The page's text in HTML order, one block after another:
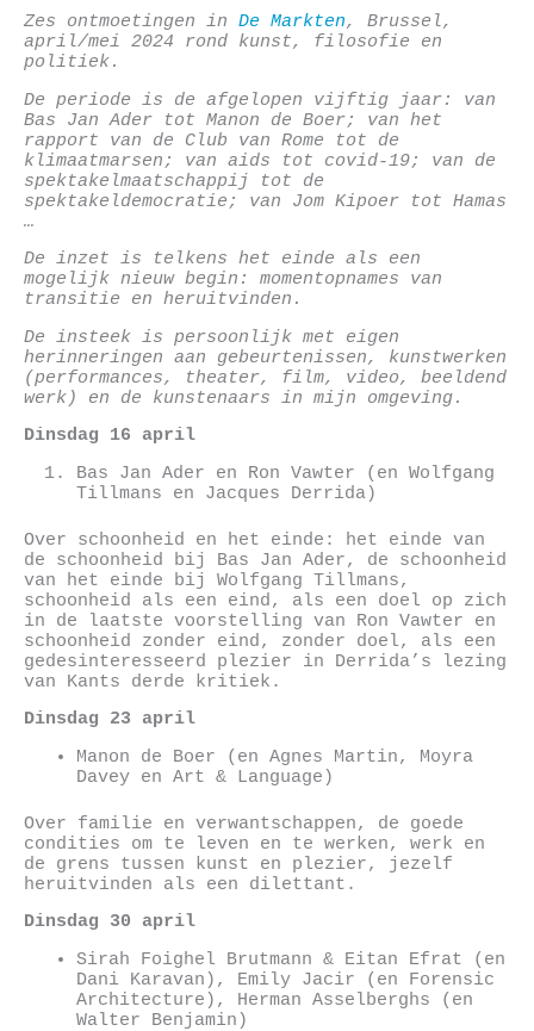
Zes ontmoetingen in De Markten, Brussel,
april/mei 2024 rond kunst, filosofie en
politiek.
De periode is de afgelopen vijftig jaar: van
Bas Jan Ader tot Manon de Boer; van het
rapport van de Club van Rome tot de
klimaatmarsen; van aids tot covid-19; van de
spektakelmaatschappij tot de
spektakeldemocratie; van Jom Kipoer tot Hamas
…
De inzet is telkens het einde als een
mogelijk nieuw begin: momentopnames van
transitie en heruitvinden.
De insteek is persoonlijk met eigen
herinneringen aan gebeurtenissen, kunstwerken
(performances, theater, film, video, beeldend
werk)
en de kunstenaars in mijn omgeving.
Dinsdag 16 april
Bas Jan Ader en Ron Vawter (en Wolfgang
Tillmans en Jacques Derrida)
Over schoonheid en het einde: het einde van
de schoonheid bij Bas Jan Ader, de schoonheid
van het einde bij Wolfgang Tillmans,
schoonheid als een eind, als een doel op zich
in de laatste voorstelling van Ron Vawter en
schoonheid zonder eind, zonder doel, als een
gedesinteresseerd plezier in Derrida’s lezing
van Kants derde kritiek.
Dinsdag 23 april
Manon de Boer (en Agnes Martin, Moyra
Davey en Art & Language)
Over familie en verwantschappen, de goede
condities om te leven en te werken, werk en
de grens tussen kunst en plezier, jezelf
heruitvinden als een dilettant.
Dinsdag 30 april
Sirah Foighel Brutmann & Eitan Efrat (en
Dani Karavan), Emily Jacir (en Forensic
Architecture), Herman Asselberghs (en
Walter Benjamin)